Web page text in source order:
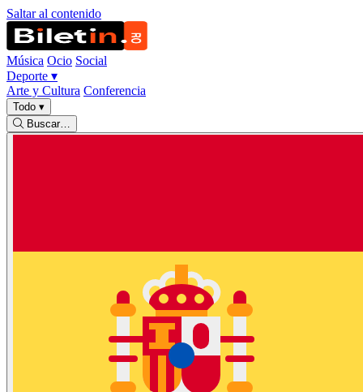
Saltar al contenido
Música Ocio Social
Deporte ▾
Arte y Cultura Conferencia
Todo ▾
Buscar…